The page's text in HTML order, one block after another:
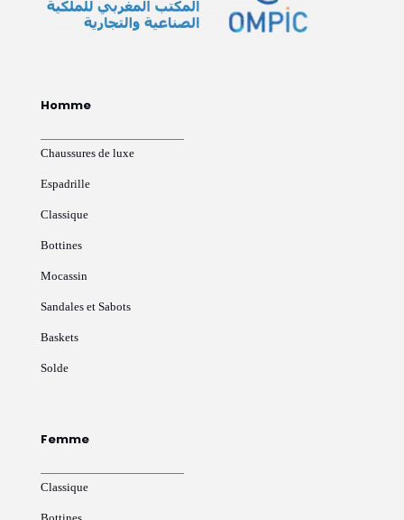
Homme
Chaussures de luxe
Espadrille
Classique
Bottines
Mocassin
Sandales et Sabots
Baskets
Solde
Femme
Classique